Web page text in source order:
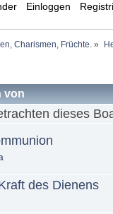
Einloggen
Charismen, Früchte. »
von
dieses
des Dienens